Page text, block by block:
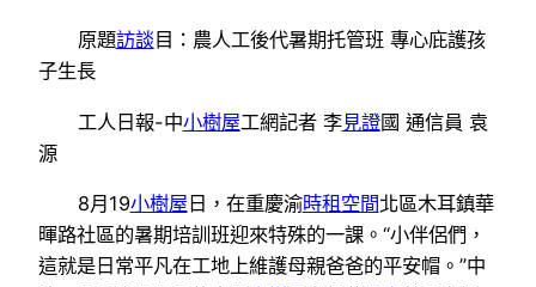
原題訪談 目：農人工後代暑期托管班 專心庇護孩
子生長
工人日報-中小樹屋工網記者 李見證國 通信員 袁
源
8月19小樹屋日，在重慶渝時租空間北區木耳鎮華
暉路社區的暑期培訓班迎來特殊的一課。“小伴侶們，
這就是日常平凡在工地上維護母親爸爸的平安帽。”中